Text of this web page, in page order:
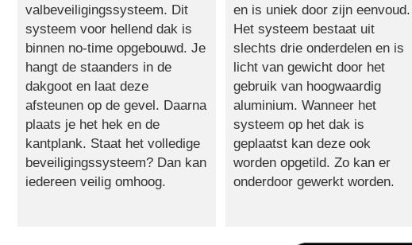
valbeveiligingssysteem. Dit
systeem voor hellend dak is
binnen no-time opgebouwd. Je
hangt de staanders in de
dakgoot en laat deze
afsteunen op de gevel. Daarna
plaats je het hek en de
kantplank. Staat het volledige
beveiligingssysteem? Dan kan
iedereen veilig omhoog.
en is uniek door zijn eenvoud.
Het systeem bestaat uit
slechts drie onderdelen en is
licht van gewicht door het
gebruik van hoogwaardig
aluminium. Wanneer het
systeem op het dak is
geplaatst kan deze ook
worden opgetild. Zo kan er
onderdoor gewerkt worden.